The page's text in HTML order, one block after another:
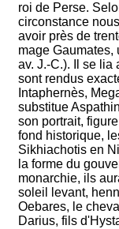
roi de Perse.
circonstance
avoir près de
mage Gaumates,
av. J.-C.). Il se lia
sont rendus
Intaphernès,
substitue
son portrait,
fond historique,
Sikhiachotis en
la forme du
monarchie, ils
soleil levant,
Oebares, le
Darius, fils